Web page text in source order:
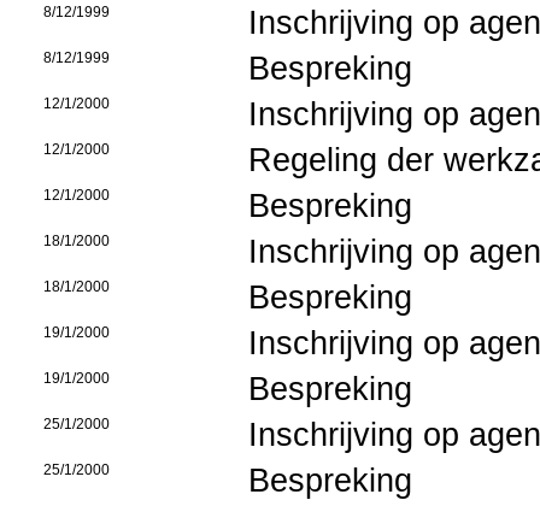
8/12/1999 Inschrijving op
8/12/1999 Bespreking
12/1/2000 Inschrijving op
12/1/2000 Regeling der
12/1/2000 Bespreking
18/1/2000 Inschrijving op
18/1/2000 Bespreking
19/1/2000 Inschrijving op
19/1/2000 Bespreking
25/1/2000 Inschrijving op
25/1/2000 Bespreking